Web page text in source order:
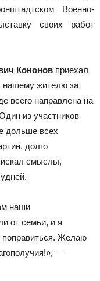
Военно-
своих работ
Кононов приехал
нашему жителю за
всего направлена на
из участников
дольше всех
долго
смыслы,
наши
от семьи, и я
поправиться. Желаю
—